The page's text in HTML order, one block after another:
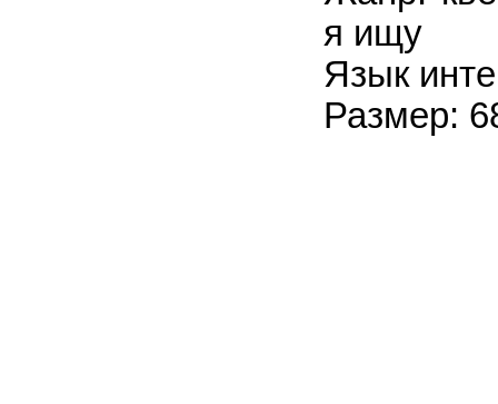
я ищу
Язык
Размер: